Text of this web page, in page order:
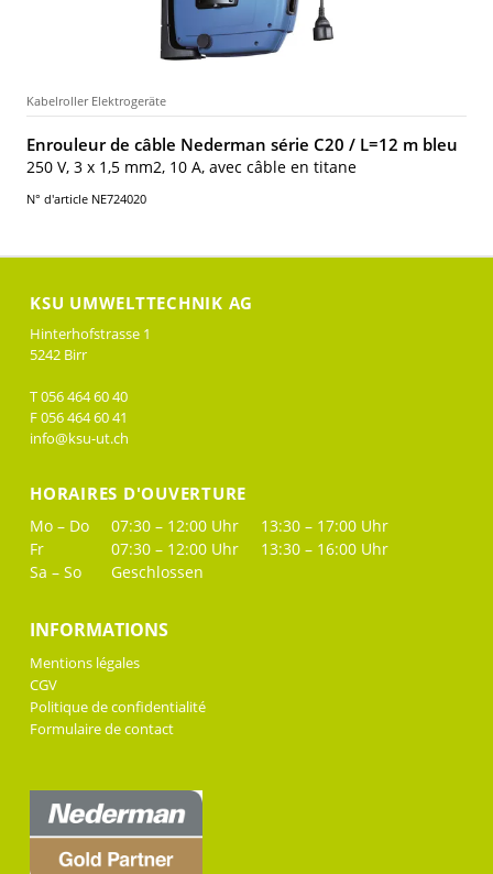
Kabelroller Elektrogeräte
Enrouleur de câble Nederman série C20 / L=12 m bleu
250 V, 3 x 1,5 mm2, 10 A, avec câble en titane
N° d'article NE724020
KSU UMWELTTECHNIK AG
Hinterhofstrasse 1
5242 Birr
T 056 464 60 40
F 056 464 60 41
info@ksu-ut.ch
HORAIRES D'OUVERTURE
Mo – Do 07:30 – 12:00 Uhr
13:30 – 17:00 Uhr
Fr
07:30 – 12:00 Uhr
13:30 – 16:00 Uhr
Sa – So
Geschlossen
INFORMATIONS
Mentions légales
CGV
Politique de confidentialité
Formulaire de contact